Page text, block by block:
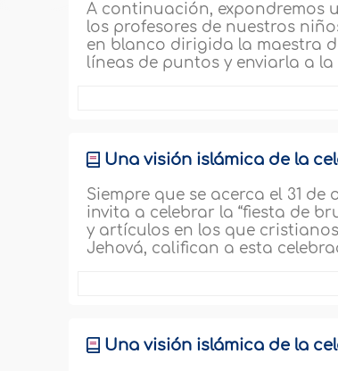
A continuación, expondremos
los profesores de nuestros
en blanco dirigida la maestra
líneas de puntos y enviarla a la
Üna visión islámica de la
Siempre que se acerca el 31
invita a celebrar la “fiesta de
y artículos en los que
Jehová, califican a esta
Üna visión islámica de la